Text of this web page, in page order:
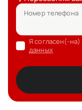
Номер телефона
Я согласен(-на)
данных